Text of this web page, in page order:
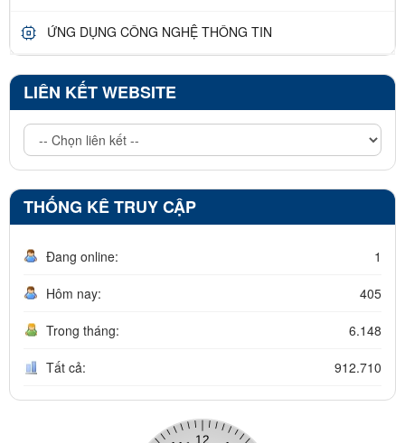
ỨNG DỤNG CÔNG NGHỆ THÔNG TIN
LIÊN KẾT WEBSITE
THỐNG KÊ TRUY CẬP
Đang online: 1
Hôm nay: 405
Trong tháng: 6.148
Tất cả: 912.710